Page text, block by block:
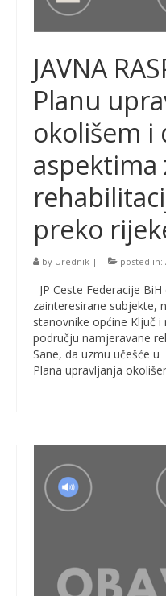
JAVNA
Planu
okolišem i
aspektima
preko
by Urednik | posted in:
JP Ceste Federacije
zainteresirane subjekte,
stanovnike općine Ključ
području namjeravane
Sane, da uzmu učešće u
Plana upravljanja